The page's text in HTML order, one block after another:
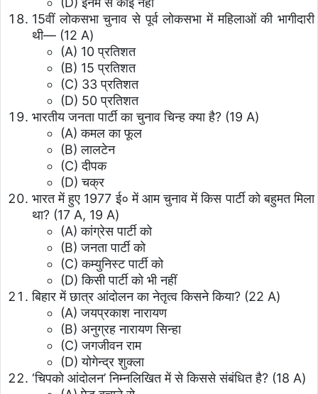
15वीं लोकसभा चुनाव से पूर्व लोकसभा में महिलाओं की भागीदारी
थी— (12 A)
(A) 10 प्रतिशत
(B) 15 प्रतिशत
(C) 33 प्रतिशत
(D) 50 प्रतिशत
भारतीय जनता पार्टी का चुनाव चिन्ह क्या है? (19 A)
(A) कमल का फूल
(B) लालटेन
(C) दीपक
(D) चक्र
भारत में हुए 1977 ई० में आम चुनाव में किस पार्टी को बहुमत मिला
था? (17 A, 19 A)
(A) कांग्रेस पार्टी को
(B) जनता पार्टी को
(C) कम्युनिस्ट पार्टी को
(D) किसी पार्टी को भी नहीं
बिहार में छात्र आंदोलन का नेतृत्व किसने किया? (22 A)
(A) जयप्रकाश नारायण
(B) अनुग्रह नारायण सिन्हा
(C) जगजीवन राम
(D) योगेन्द्र शुक्ला
‘चिपको आंदोलन’ निम्नलिखित में से किससे संबंधित है? (18 A)